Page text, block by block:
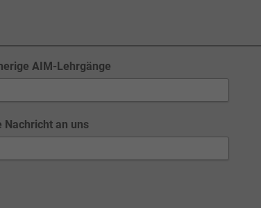
AIM-Lehrgänge
Nachricht an uns